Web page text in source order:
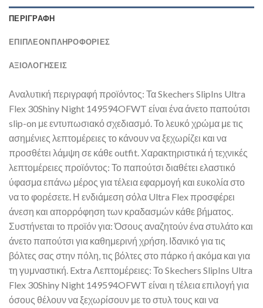
ΠΕΡΙΓΡΑΦΉ
ΕΠΙΠΛΈΟΝ ΠΛΗΡΟΦΟΡΊΕΣ
ΑΞΙΟΛΟΓΗΣΕΙΣ
Αναλυτική περιγραφή προϊόντος: Τα Skechers SlipIns Ultra
Flex 30Shiny Night 149594OFWT είναι ένα άνετο παπούτσι
slip-on με εντυπωσιακό σχεδιασμό. Το λευκό χρώμα με τις
ασημένιες λεπτομέρειες το κάνουν να ξεχωρίζει και να
προσθέτει λάμψη σε κάθε outfit. Χαρακτηριστικά ή τεχνικές
λεπτομέρειες προϊόντος: Το παπούτσι διαθέτει ελαστικό
ύφασμα επάνω μέρος για τέλεια εφαρμογή και ευκολία στο
να το φορέσετε. Η ενδιάμεση σόλα Ultra Flex προσφέρει
άνεση και απορρόφηση των κραδασμών κάθε βήματος.
Συστήνεται το προϊόν για: Όσους αναζητούν ένα στυλάτο και
άνετο παπούτσι για καθημερινή χρήση. Ιδανικό για τις
βόλτες σας στην πόλη, τις βόλτες στο πάρκο ή ακόμα και για
τη γυμναστική. Extra Λεπτομέρειες: Το Skechers SlipIns Ultra
Flex 30Shiny Night 149594OFWT είναι η τέλεια επιλογή για
όσους θέλουν να ξεχωρίσουν με το στυλ τους και να